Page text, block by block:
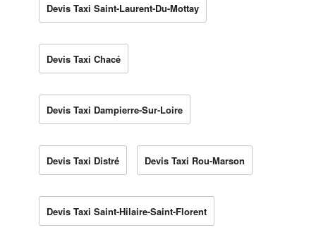
Devis Taxi Saint-Laurent-Du-Mottay
Devis Taxi Chacé
Devis Taxi Dampierre-Sur-Loire
Devis Taxi Distré Devis Taxi Rou-Marson
Devis Taxi Saint-Hilaire-Saint-Florent